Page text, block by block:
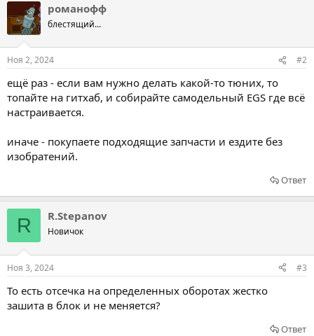
романофф
блестящий...
Ноя 2, 2024 #2
ещё раз - если вам нужно делать какой-то тюних, то
топайте на гитхаб, и собирайте самодельный EGS где всё
настраивается.
иначе - покупаете подходящие запчасти и ездите без
изобратений.
Ответ
R R.Stepanov
Новичок
Ноя 3, 2024 #3
То есть отсечка на определенных оборотах жестко
зашита в блок и не меняется?
Ответ